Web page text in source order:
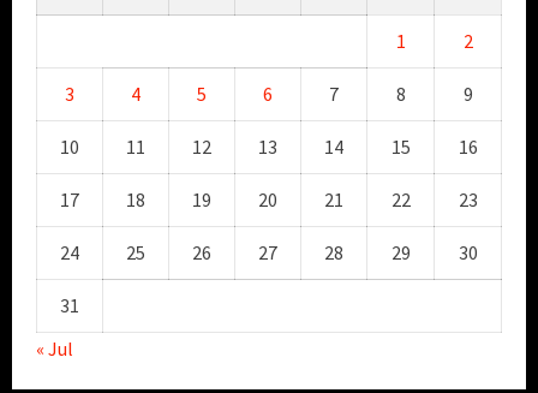
1 2
3 4 5 6 7 8 9
10 11 12 13 14 15 16
17 18 19 20 21 22 23
24 25 26 27 28 29 30
31
« Jul